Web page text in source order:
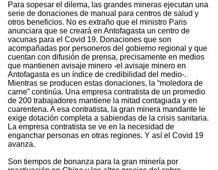
Para sopesar el dilema, las grandes mineras ejecutan una
serie de donaciones de manual para centros de salud y
otros beneficios. No es extraño que el ministro Paris
anunciara que se creará en Antofagasta un centro de
vacunas para el Covid 19. Donaciones que son
acompañadas por personeros del gobierno regional y que
cuentan con difusión de prensa, precisamente en medios
que mantienen avisaje minero -el avisaje minero en
Antofagasta es un índice de credibilidad del medio-.
Mientras se producen estas donaciones, la “moledora de
carne” continúa. Una empresa contratista de un promedio
de 200 trabajadores mantiene la mitad contagiada y en
cuarentena. A esa contratista, la gran minera mandante le
exige dotación completa a sabiendas de la crisis sanitaria.
La empresa contratista se ve en la necesidad de
enganchar personas en otras regiones. Y así el Covid 19
avanza.
Son tiempos de bonanza para la gran minería por